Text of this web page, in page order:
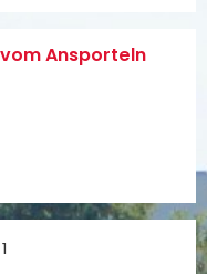
Ansporteln